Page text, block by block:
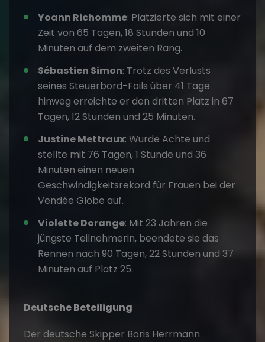
Yoann Richomme: Platzierte sich mit einer
Zeit von 65 Tagen, 18 Stunden und 10
Minuten auf dem zweiten Rang.​
Sébastien Simon: Trotz des Verlusts
seines Steuerbord-Foils über 41 Tage
hinweg erreichte er den dritten Platz in 67
Tagen, 12 Stunden und 25 Minuten.
Justine Mettraux: Wurde Achte und
stellte mit 76 Tagen, 1 Stunde und 36
Minuten einen neuen
Geschwindigkeitsrekord für Frauen bei der
Vendée Globe auf.
Violette Dorange: Mit 23 Jahren die
jüngste Teilnehmerin, beendete sie das
Rennen nach 90 Tagen, 22 Stunden und 37
Minuten auf Platz 25.
Deutsche Beteiligung
Der deutsche Skipper Boris Herrmann